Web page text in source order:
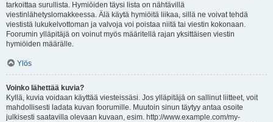
tarkoittaa surullista. Hymiöiden täysi lista on nähtävillä
viestinlähetyslomakkeessa. Älä käytä hymiöitä liikaa, sillä ne voivat tehdä
viestistä lukukelvottoman ja valvoja voi poistaa niitä tai viestin kokonaan.
Foorumin ylläpitäjä on voinut myös määritellä rajan yksittäisen viestin
hymiöiden määrälle.
Ylös
Voinko lähettää kuvia?
Kyllä, kuvia voidaan käyttää viesteissäsi. Jos ylläpitäjä on sallinut liitteet, voit
mahdollisesti ladata kuvan foorumille. Muutoin sinun täytyy antaa osoite
julkisesti saatavilla olevaan kuvaan, esim. http://www.example.com/my-